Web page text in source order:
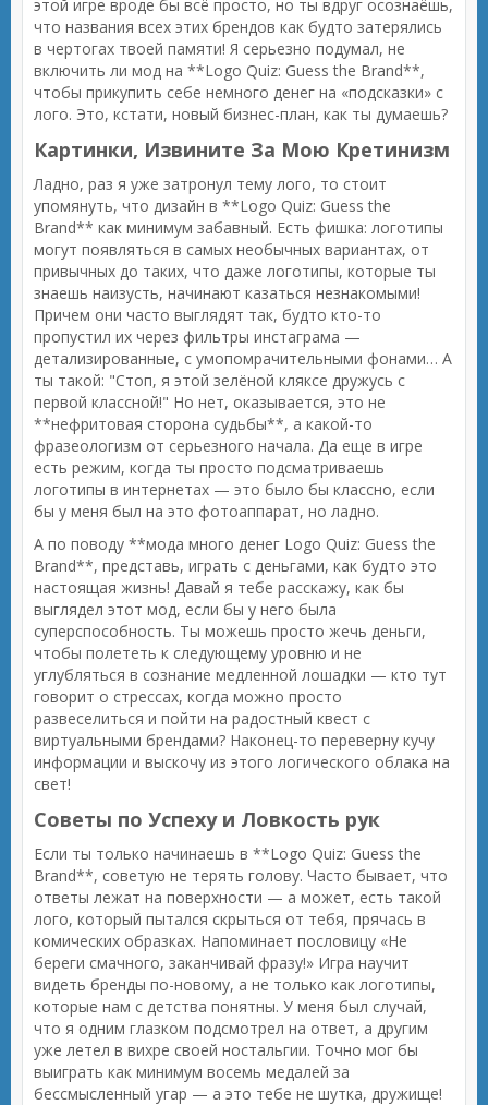
этой игре вроде бы всё просто, но ты вдруг осознаёшь,
что названия всех этих брендов как будто затерялись
в чертогах твоей памяти! Я серьезно подумал, не
включить ли мод на **Logo Quiz: Guess the Brand**,
чтобы прикупить себе немного денег на «подсказки» с
лого. Это, кстати, новый бизнес-план, как ты думаешь?
Картинки, Извините За Мою Кретинизм
Ладно, раз я уже затронул тему лого, то стоит
упомянуть, что дизайн в **Logo Quiz: Guess the
Brand** как минимум забавный. Есть фишка: логотипы
могут появляться в самых необычных вариантах, от
привычных до таких, что даже логотипы, которые ты
знаешь наизусть, начинают казаться незнакомыми!
Причем они часто выглядят так, будто кто-то
пропустил их через фильтры инстаграма —
детализированные, с умопомрачительными фонами… А
ты такой: "Стоп, я этой зелёной кляксе дружусь с
первой классной!" Но нет, оказывается, это не
**нефритовая сторона судьбы**, а какой-то
фразеологизм от серьезного начала. Да еще в игре
есть режим, когда ты просто подсматриваешь
логотипы в интернетах — это было бы классно, если
бы у меня был на это фотоаппарат, но ладно.
А по поводу **мода много денег Logo Quiz: Guess the
Brand**, представь, играть с деньгами, как будто это
настоящая жизнь! Давай я тебе расскажу, как бы
выглядел этот мод, если бы у него была
суперспособность. Ты можешь просто жечь деньги,
чтобы полететь к следующему уровню и не
углубляться в сознание медленной лошадки — кто тут
говорит о стрессах, когда можно просто
развеселиться и пойти на радостный квест с
виртуальными брендами? Наконец-то переверну кучу
информации и выскочу из этого логического облака на
свет!
Советы по Успеху и Ловкость рук
Если ты только начинаешь в **Logo Quiz: Guess the
Brand**, советую не терять голову. Часто бывает, что
ответы лежат на поверхности — а может, есть такой
лого, который пытался скрыться от тебя, прячась в
комических образках. Напоминает пословицу «Не
береги смачного, заканчивай фразу!» Игра научит
видеть бренды по-новому, а не только как логотипы,
которые нам с детства понятны. У меня был случай,
что я одним глазком подсмотрел на ответ, а другим
уже летел в вихре своей ностальгии. Точно мог бы
выиграть как минимум восемь медалей за
бессмысленный угар — а это тебе не шутка, дружище!